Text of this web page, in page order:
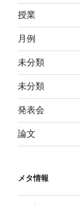
授業
月例
未分類
未分類
発表会
論文
メタ情報